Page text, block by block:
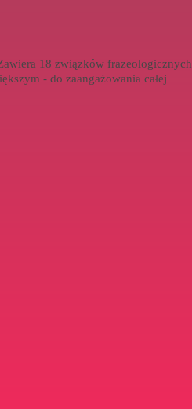
18 związków frazeologicznych
- do zaangażowania całej